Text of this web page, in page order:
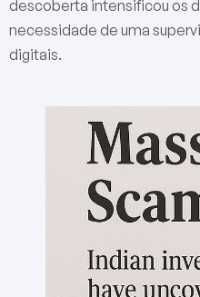
descoberta intensificou os
necessidade de uma
digitais.